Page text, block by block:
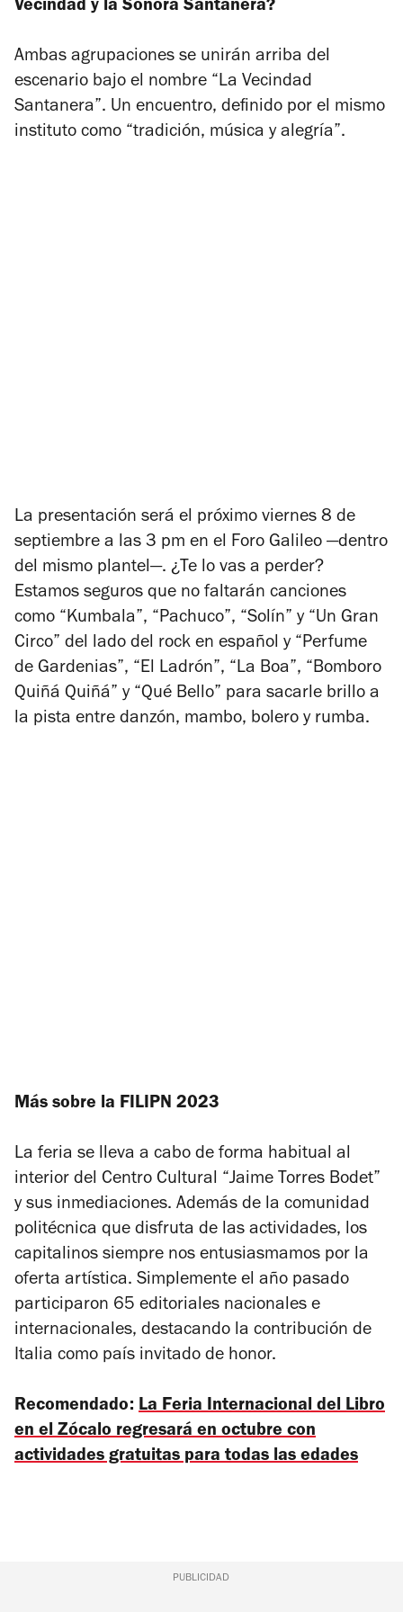
Vecindad y la Sonora Santanera?
Ambas agrupaciones se unirán arriba del
escenario bajo el nombre “La Vecindad
Santanera”. Un encuentro, definido por el mismo
instituto como “tradición, música y alegría”.
La presentación será el próximo viernes 8 de
septiembre a las 3 pm en el Foro Galileo —dentro
del mismo plantel—. ¿Te lo vas a perder?
Estamos seguros que no faltarán canciones
como “Kumbala”, “Pachuco”, “Solín” y “Un Gran
Circo” del lado del rock en español y “Perfume
de Gardenias”, “El Ladrón”, “La Boa”, “Bomboro
Quiñá Quiñá” y “Qué Bello” para sacarle brillo a
la pista entre danzón, mambo, bolero y rumba.
Más sobre la FILIPN 2023
La feria se lleva a cabo de forma habitual al
interior del Centro Cultural “Jaime Torres Bodet”
y sus inmediaciones. Además de la comunidad
politécnica que disfruta de las actividades, los
capitalinos siempre nos entusiasmamos por la
oferta artística. Simplemente el año pasado
participaron 65 editoriales nacionales e
internacionales, destacando la contribución de
Italia como país invitado de honor.
Recomendado: La Feria Internacional del Libro
en el Zócalo regresará en octubre con
actividades gratuitas para todas las edades
PUBLICIDAD